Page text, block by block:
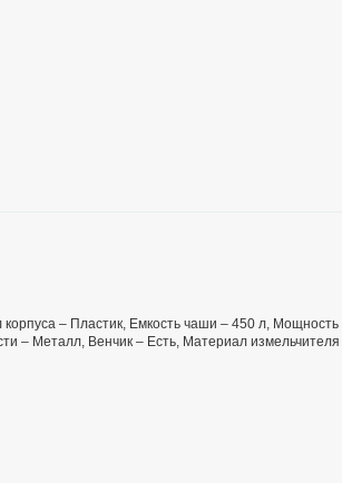
– Пластик, Емкость чаши – 450 л, Мощность
– Металл, Венчик – Есть, Материал